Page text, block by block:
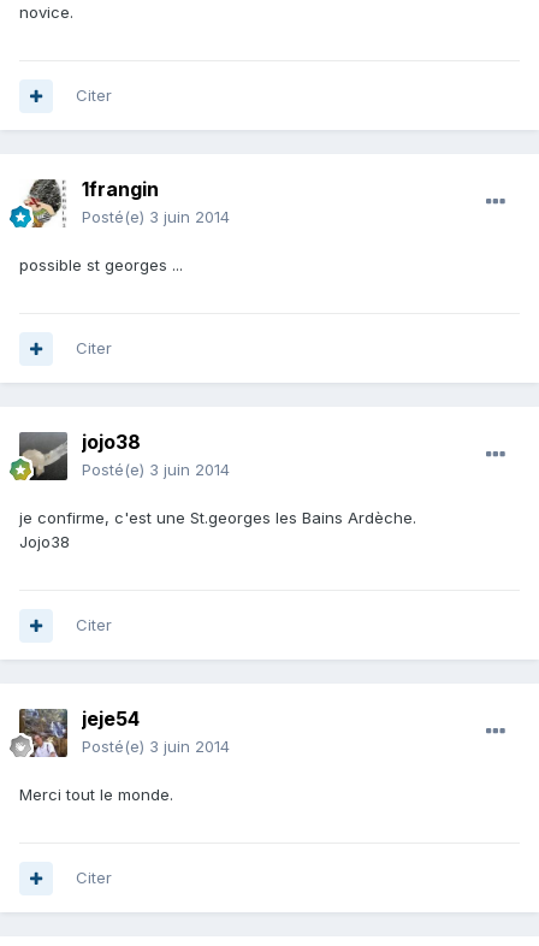
novice.
Citer
1frangin
Posté(e) 3 juin 2014
possible st georges ...
Citer
jojo38
Posté(e) 3 juin 2014
je confirme, c'est une St.georges les Bains Ardèche.
Jojo38
Citer
jeje54
Posté(e) 3 juin 2014
Merci tout le monde.
Citer